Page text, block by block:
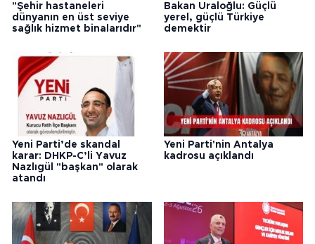
"Şehir hastaneleri
dünyanın en üst seviye
sağlık hizmet binalarıdır"
Bakan Uraloğlu: Güçlü
yerel, güçlü Türkiye
demektir
Yeni Parti’de skandal
karar: DHKP-C’li Yavuz
Nazlıgül "başkan" olarak
atandı
Yeni Parti'nin Antalya
kadrosu açıklandı